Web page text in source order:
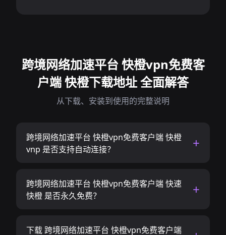
跨境网络加速平台 快橙vpn免费客
户端 快橙下载地址 全面解答
从下载、安装到使用的完整说明
跨境网络加速平台 快橙vpn免费客户端 快橙
vnp 是否支持自动连接？
跨境网络加速平台 快橙vpn免费客户端 快速
快橙 是否永久免费？
下载 跨境网络加速平台 快橙vpn免费客户端